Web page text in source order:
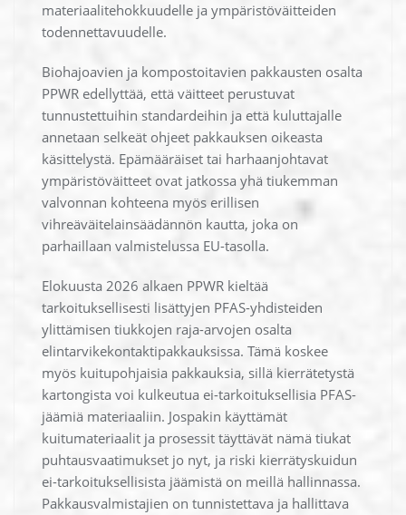
materiaalitehokkuudelle ja ympäristöväitteiden
todennettavuudelle.
Biohajoavien ja kompostoitavien pakkausten osalta
PPWR edellyttää, että väitteet perustuvat
tunnustettuihin standardeihin ja että kuluttajalle
annetaan selkeät ohjeet pakkauksen oikeasta
käsittelystä. Epämääräiset tai harhaanjohtavat
ympäristöväitteet ovat jatkossa yhä tiukemman
valvonnan kohteena myös erillisen
vihreäväitelainsäädännön kautta, joka on
parhaillaan valmistelussa EU-tasolla.
Elokuusta 2026 alkaen PPWR kieltää
tarkoituksellisesti lisättyjen PFAS-yhdisteiden
ylittämisen tiukkojen raja-arvojen osalta
elintarvikekontaktipakkauksissa. Tämä koskee
myös kuitupohjaisia pakkauksia, sillä kierrätetystä
kartongista voi kulkeutua ei-tarkoituksellisia PFAS-
jäämiä materiaaliin. Jospakin käyttämät
kuitumateriaalit ja prosessit täyttävät nämä tiukat
puhtausvaatimukset jo nyt, ja riski kierrätyskuidun
ei-tarkoituksellisista jäämistä on meillä hallinnassa.
Pakkausvalmistajien on tunnistettava ja hallittava